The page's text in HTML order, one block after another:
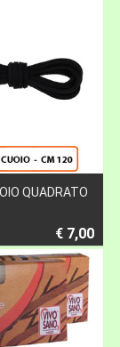
QUADRATO
€ 7,00